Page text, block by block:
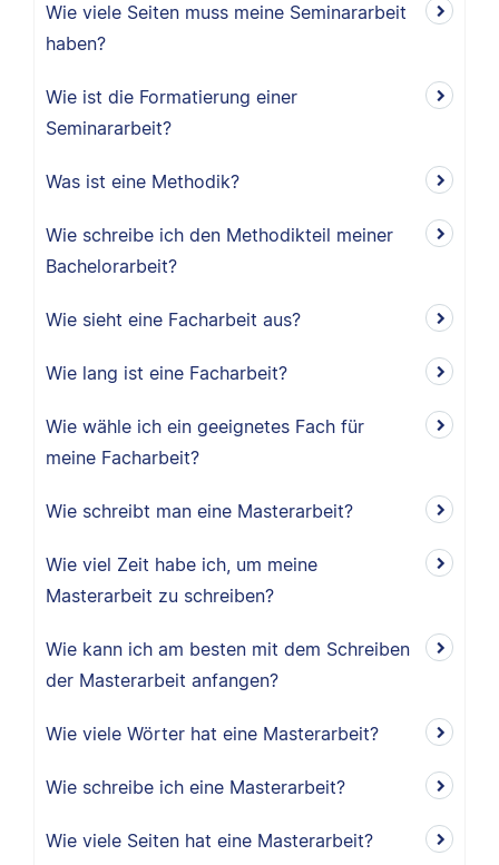
Wie viele Seiten muss meine Seminararbeit
haben?
Wie ist die Formatierung einer
Seminararbeit?
Was ist eine Methodik?
Wie schreibe ich den Methodikteil meiner
Bachelorarbeit?
Wie sieht eine Facharbeit aus?
Wie lang ist eine Facharbeit?
Wie wähle ich ein geeignetes Fach für
meine Facharbeit?
Wie schreibt man eine Masterarbeit?
Wie viel Zeit habe ich, um meine
Masterarbeit zu schreiben?
Wie kann ich am besten mit dem Schreiben
der Masterarbeit anfangen?
Wie viele Wörter hat eine Masterarbeit?
Wie schreibe ich eine Masterarbeit?
Wie viele Seiten hat eine Masterarbeit?